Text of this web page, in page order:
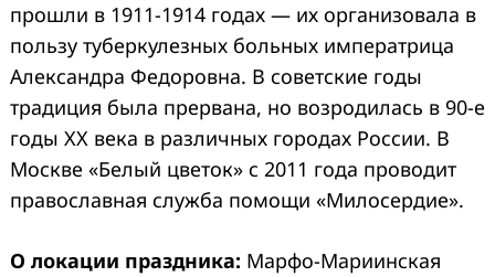
прошли в 1911-1914 годах — их организовала в
пользу туберкулезных больных императрица
Александра Федоровна. В советские годы
традиция была прервана, но возродилась в 90-е
годы XX века в различных городах России. В
Москве «Белый цветок» с 2011 года проводит
православная служба помощи «Милосердие».
О локации праздника: Марфо-Мариинская